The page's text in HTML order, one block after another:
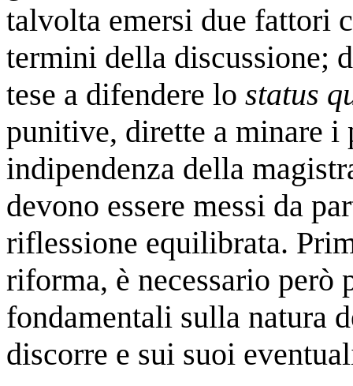
talvolta emersi due fattori
termini della discussione;
tese a difendere lo status
punitive, dirette a minare
indipendenza della
devono essere messi da
riflessione equilibrata.
riforma, è necessario però
fondamentali sulla natura
discorre e sui suoi